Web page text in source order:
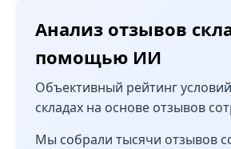
Анализ отзывов
помощью ИИ
Объективный рейтинг
складах на основе отзывов
Мы собрали тысячи отзывов